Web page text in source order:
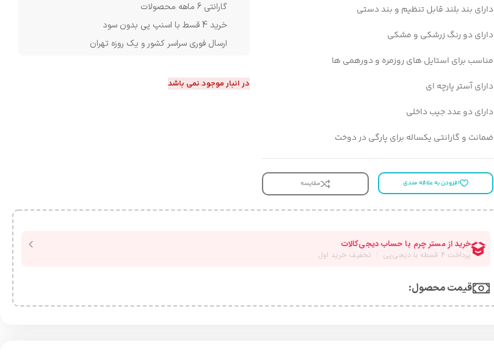
دارای بند بلند قابل تنظیم و بند دستی
دارای دو رنگ زرشکی و مشکی
مناسب برای استایل های روزمره و دورهمی ها
دارای آستر پارچه ای
دارای دو عدد جیب داخلی
ضمانت و گارانتی یکساله برای پارگی در دوخت
افزودن به علاقه مندی مقایسه
گارانتی 6 ماهه محصولات
خرید 4 قسط با اسنپ پی بدون سود
ارسال فوری سراسر کشور و یک روزه تهران
در انبار موجود نمی باشد
قیمت محصول:​